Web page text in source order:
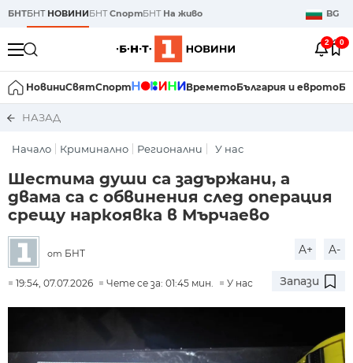
БНТБНТ НОВИНИБНТСпортБНТ На живо BG
2 0
НовиниСвятСпорт ВреметоБългария и еврото
НАЗАД
Начало Криминално Регионални У нас
Шестима души са задържани, а
двама са с обвинения след операция
срещу наркоявка в Мърчаево
от БНТ A+ A-
19:54, 07.07.2026 Чете се за: 01:45 мин. У нас Запази